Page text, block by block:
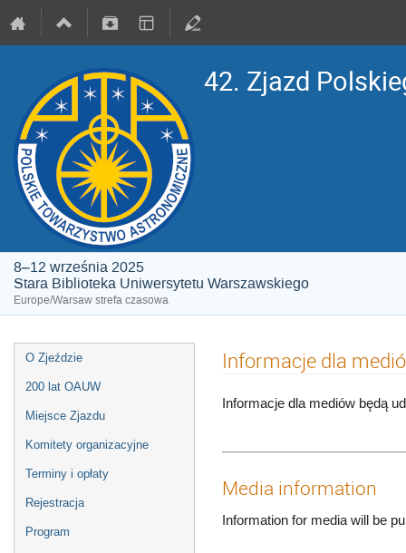
42. Zjazd
8–12 września 2025
Stara Biblioteka Uniwersytetu Warszawskiego
Europe/Warsaw strefa czasowa
O Zjeździe
200 lat OAUW
Miejsce Zjazdu
Komitety organizacyjne
Terminy i opłaty
Rejestracja
Program
Informacje dla
Informacje dla mediów będą
Media information
Information for media will be